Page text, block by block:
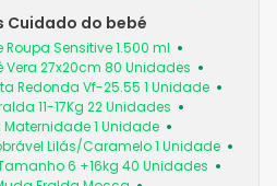
Cuidado do bebé
Sensitive 1.500 ml
Vera 27x20cm 80 Unidades
Redonda Vf-25.55 1 Unidade
11-17Kg 22 Unidades
1 Unidade
Lilás/Caramelo 1 Unidade
6 +16kg 40 Unidades